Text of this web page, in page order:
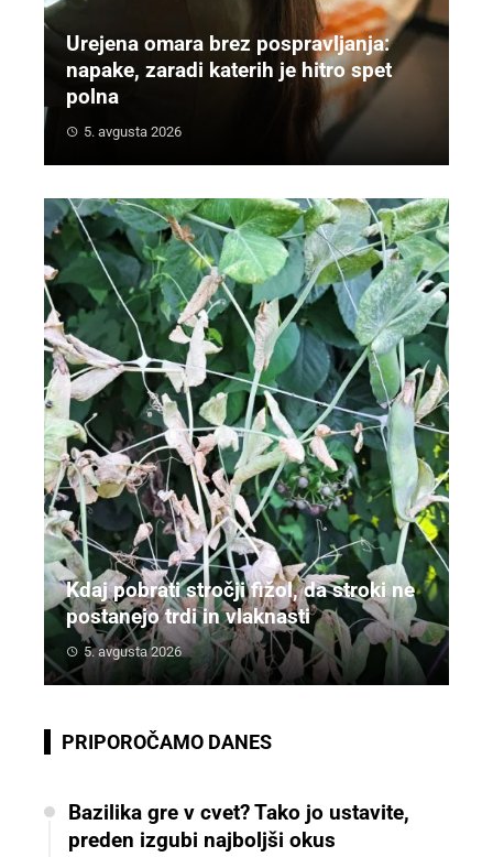
Urejena omara brez pospravljanja:
napake, zaradi katerih je hitro spet
polna
5. avgusta 2026
Kdaj pobrati stročji fižol, da stroki ne
postanejo trdi in vlaknasti
5. avgusta 2026
PRIPOROČAMO DANES
Bazilika gre v cvet? Tako jo ustavite,
preden izgubi najboljši okus